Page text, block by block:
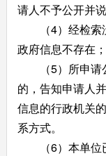
请人不予公开并
（4）经检索
政府信息不存在；
（5）所申请
的，告知申请人
信息的行政机关
系方式。
（6）本单位